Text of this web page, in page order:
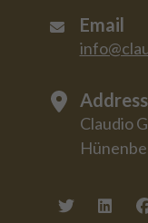
Email
Address
Claudio